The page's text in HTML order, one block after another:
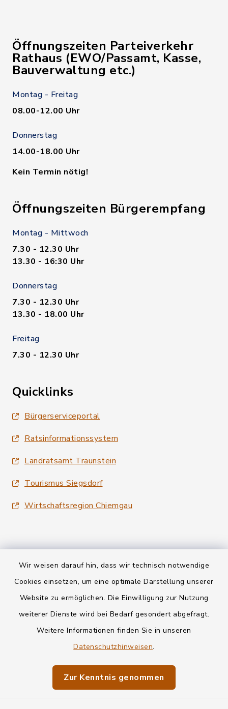
Wir weisen darauf hin, dass wir technisch notwendige
Cookies einsetzen, um eine optimale Darstellung unserer
Website zu ermöglichen. Die Einwilligung zur Nutzung
weiterer Dienste wird bei Bedarf gesondert abgefragt.
Weitere Informationen finden Sie in unseren
Datenschutzhinweisen.
Zur Kenntnis genommen
Öffnungszeiten Parteiverkehr
Rathaus (EWO/Passamt, Kasse,
Bauverwaltung etc.)
Montag - Freitag
08.00-12.00 Uhr
Donnerstag
14.00-18.00 Uhr
Kein Termin nötig!
Öffnungszeiten Bürgerempfang
Montag - Mittwoch
7.30 - 12.30 Uhr
13.30 - 16:30 Uhr
Donnerstag
7.30 - 12.30 Uhr
13.30 - 18.00 Uhr
Freitag
7.30 - 12.30 Uhr
Quicklinks
Bürgerserviceportal
Ratsinformationssystem
Landratsamt Traunstein
Tourismus Siegsdorf
Wirtschaftsregion Chiemgau
Kontakt
Informationspflichten